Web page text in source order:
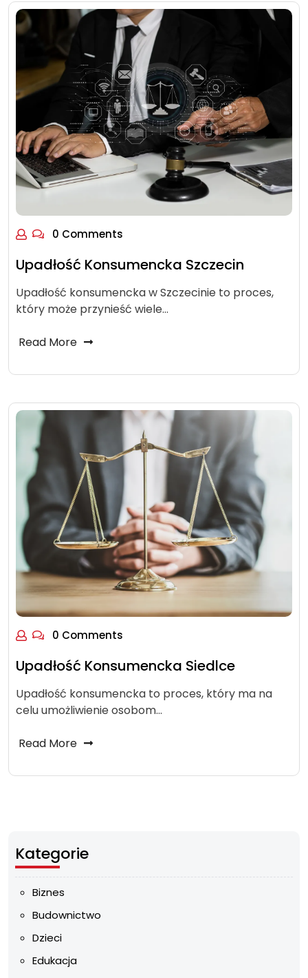
0 Comments
Upadłość Konsumencka Szczecin
Upadłość konsumencka w Szczecinie to proces,
który może przynieść wiele…
Read More
0 Comments
Upadłość Konsumencka Siedlce
Upadłość konsumencka to proces, który ma na
celu umożliwienie osobom…
Read More
Kategorie
Biznes
Budownictwo
Dzieci
Edukacja